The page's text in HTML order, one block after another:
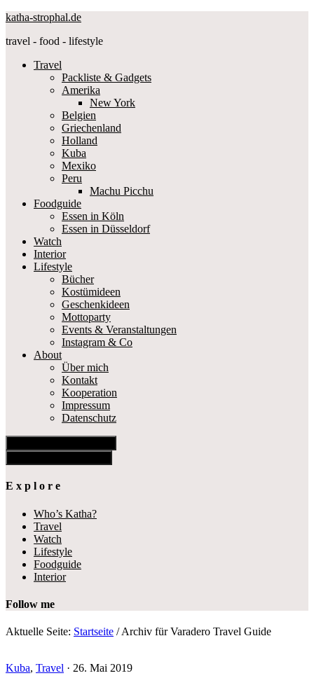
katha-strophal.de
travel - food - lifestyle
Travel
Packliste & Gadgets
Amerika
New York
Belgien
Griechenland
Holland
Kuba
Mexiko
Peru
Machu Picchu
Foodguide
Essen in Köln
Essen in Düsseldorf
Watch
Interior
Lifestyle
Bücher
Kostümideen
Geschenkideen
Mottoparty
Events & Veranstaltungen
Instagram & Co
About
Über mich
Kontakt
Kooperation
Impressum
Datenschutz
E x p l o r e
Who’s Katha?
Travel
Watch
Lifestyle
Foodguide
Interior
Follow me
Aktuelle Seite: Startseite /Archiv für Varadero Travel Guide
Kuba, Travel · 26. Mai 2019